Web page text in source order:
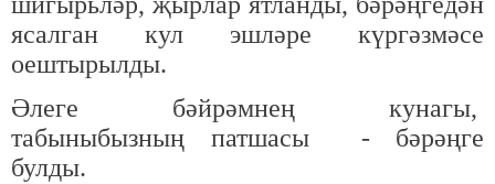
ясалган кул эшләре күргәзмәсе
оештырылды.
Әлеге бәйрәмнең кунагы,
табыныбызның патшасы - бәрәңге
булды.